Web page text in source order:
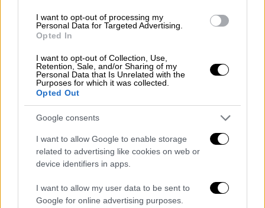
I want to opt-out of processing my
Personal Data for Targeted Advertising.
Opted In
I want to opt-out of Collection, Use,
Retention, Sale, and/or Sharing of my
Personal Data that Is Unrelated with the
Purposes for which it was collected.
Opted Out
Google consents
I want to allow Google to enable storage
related to advertising like cookies on web or
device identifiers in apps.
I want to allow my user data to be sent to
Google for online advertising purposes.
POPULAR VIDEOS
Κεντρικό δελτίο ειδήσεων 09/08/2026